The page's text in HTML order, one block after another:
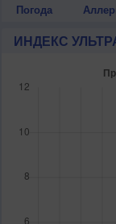
Погода
ИНДЕКС